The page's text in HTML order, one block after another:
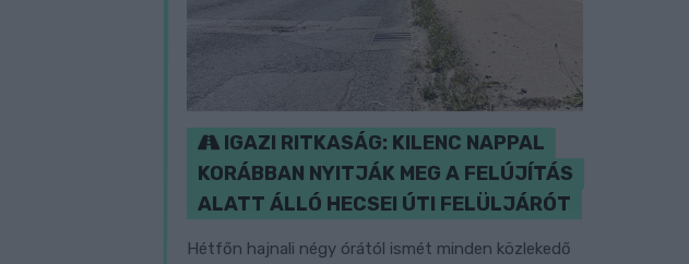
IGAZI RITKASÁG: KILENC NAPPAL
KORÁBBAN NYITJÁK MEG A FELÚJÍTÁS
ALATT ÁLLÓ HECSEI ÚTI FELÜLJÁRÓT
Hétfőn hajnali négy órától ismét minden közlekedő